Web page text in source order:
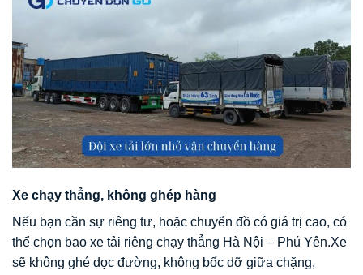
Xe chạy thẳng, không ghép hàng
Nếu bạn cần sự riêng tư, hoặc chuyển đồ có giá trị cao, có
thể chọn bao xe tải riêng chạy thẳng Hà Nội – Phú Yên.Xe
sẽ không ghé dọc đường, không bốc dỡ giữa chặng,